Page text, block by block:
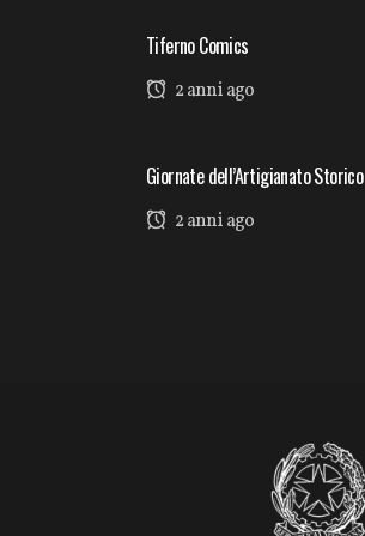
Tiferno Comics
2 anni ago
Giornate dell’Artigianato Storico
2 anni ago